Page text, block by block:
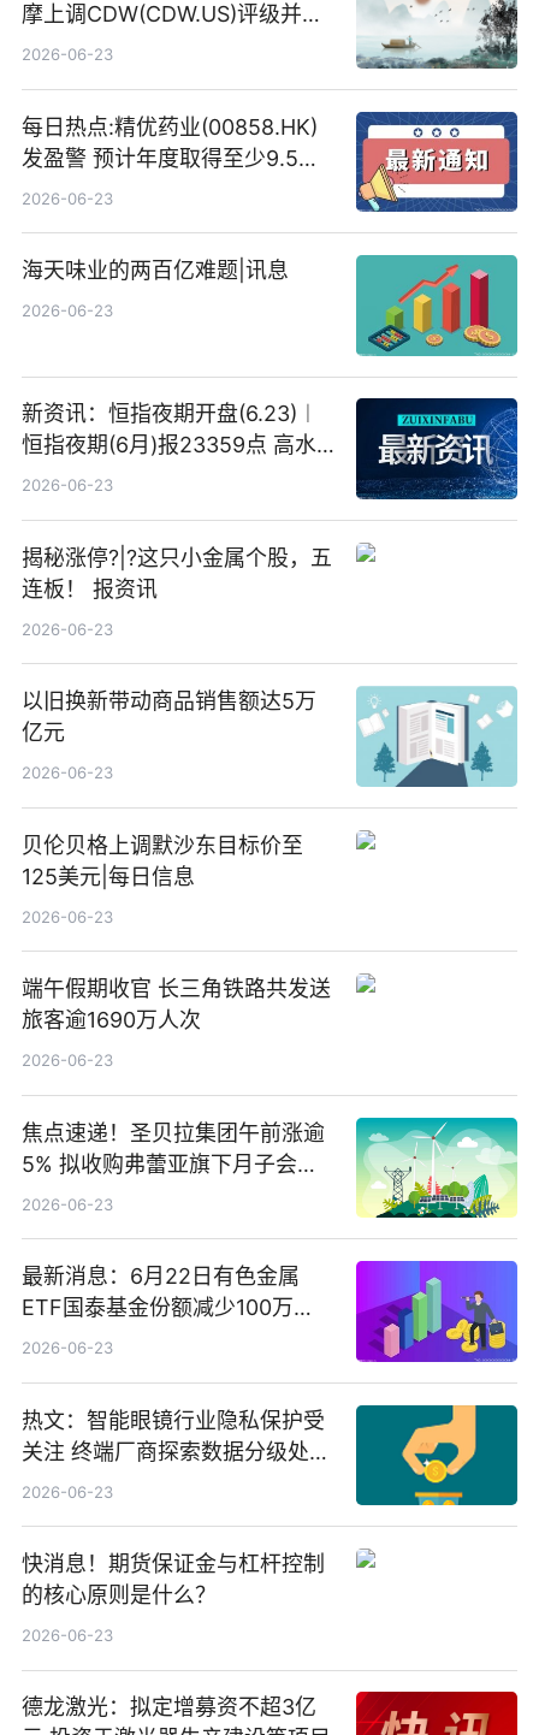
摩上调CDW(CDW.US)评级并看
高IBM(IBM.US)戴尔(DELL.US)
2026-06-23
每日热点:精优药业(00858.HK)
发盈警 预计年度取得至少9.5亿
港元的亏损 同比盈转亏
2026-06-23
海天味业的两百亿难题|讯息
2026-06-23
新资讯：恒指夜期开盘(6.23)︱
恒指夜期(6月)报23359点 高水
23点
2026-06-23
揭秘涨停?|?这只小金属个股，五
连板！ 报资讯
2026-06-23
以旧换新带动商品销售额达5万
亿元
2026-06-23
贝伦贝格上调默沙东目标价至
125美元|每日信息
2026-06-23
端午假期收官 长三角铁路共发送
旅客逾1690万人次
2026-06-23
焦点速递！圣贝拉集团午前涨逾
5% 拟收购弗蕾亚旗下月子会所
业务少数股权
2026-06-23
最新消息：6月22日有色金属
ETF国泰基金份额减少100万
份，重仓股紫金矿业、洛阳钼
2026-06-23
热文：智能眼镜行业隐私保护受
关注 终端厂商探索数据分级处理
等方案
2026-06-23
快消息！期货保证金与杠杆控制
的核心原则是什么？
2026-06-23
德龙激光：拟定增募资不超3亿